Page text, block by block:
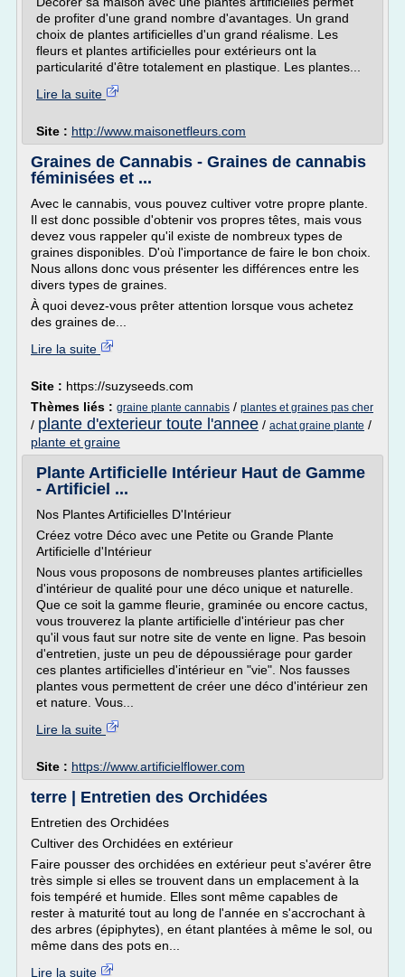
de profiter d'une grand nombre d'avantages. Un grand
choix de plantes artificielles d'un grand réalisme. Les
fleurs et plantes artificielles pour extérieurs ont la
particularité d'être totalement en plastique. Les plantes...
Lire la suite
Site : http://www.maisonetfleurs.com
Graines de Cannabis - Graines de cannabis
féminisées et ...
Avec le cannabis, vous pouvez cultiver votre propre plante.
Il est donc possible d'obtenir vos propres têtes, mais vous
devez vous rappeler qu'il existe de nombreux types de
graines disponibles. D'où l'importance de faire le bon choix.
Nous allons donc vous présenter les différences entre les
divers types de graines.
À quoi devez-vous prêter attention lorsque vous achetez
des graines de...
Lire la suite
Site : https://suzyseeds.com
Thèmes liés : graine plante cannabis / plantes et graines pas cher
/ plante d'exterieur toute l'annee / achat graine plante /
plante et graine
Plante Artificielle Intérieur Haut de Gamme
- Artificiel ...
Nos Plantes Artificielles D'Intérieur
Créez votre Déco avec une Petite ou Grande Plante
Artificielle d'Intérieur
Nous vous proposons de nombreuses plantes artificielles
d'intérieur de qualité pour une déco unique et naturelle.
Que ce soit la gamme fleurie, graminée ou encore cactus,
vous trouverez la plante artificielle d'intérieur pas cher
qu'il vous faut sur notre site de vente en ligne. Pas besoin
d'entretien, juste un peu de dépoussiérage pour garder
ces plantes artificielles d'intérieur en "vie". Nos fausses
plantes vous permettent de créer une déco d'intérieur zen
et nature. Vous...
Lire la suite
Site : https://www.artificielflower.com
terre | Entretien des Orchidées
Entretien des Orchidées
Cultiver des Orchidées en extérieur
Faire pousser des orchidées en extérieur peut s'avérer être
très simple si elles se trouvent dans un emplacement à la
fois tempéré et humide. Elles sont même capables de
rester à maturité tout au long de l'année en s'accrochant à
des arbres (épiphytes), en étant plantées à même le sol, ou
même dans des pots en...
Lire la suite